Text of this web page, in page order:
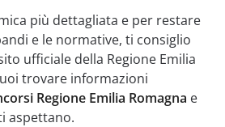
più dettagliata e per restare
e le normative, ti consiglio
ufficiale della Regione Emilia
trovare informazioni
Regione Emilia Romagna e
aspettano.